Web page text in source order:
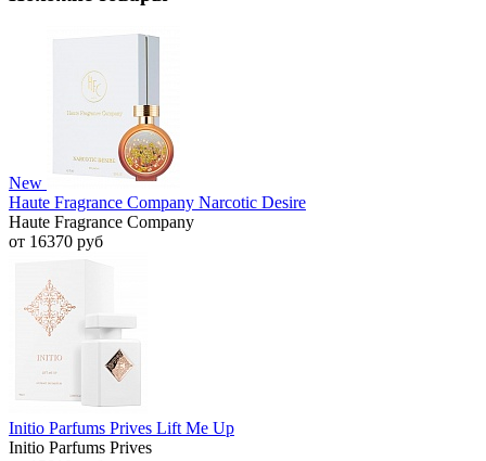
New
Haute Fragrance Company Narcotic Desire
Haute Fragrance Company
от 16370 руб
Initio Parfums Prives Lift Me Up
Initio Parfums Prives